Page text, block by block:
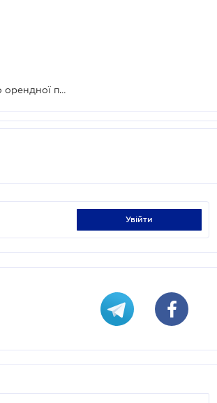
Верховний Суд підтримав позицію податківців щодо орендної плати за землю
увійти